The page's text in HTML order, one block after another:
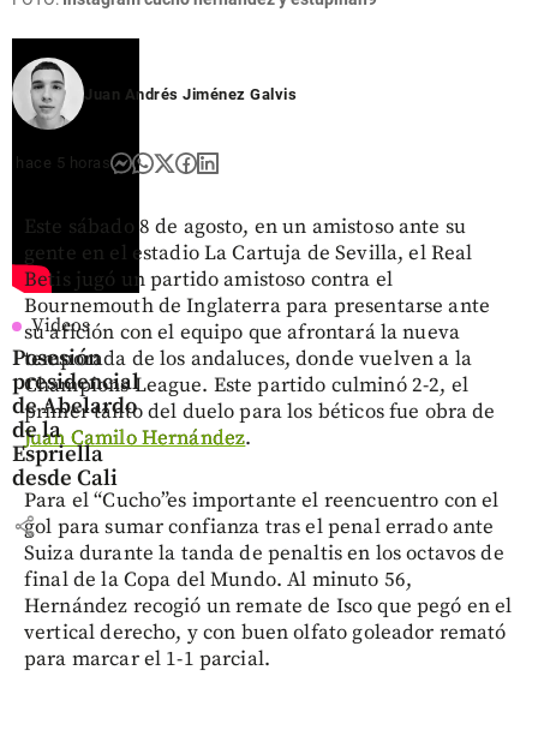
Videos
Posesión
presidencial
de Abelardo
de la
Espriella
desde Cali
share
Juan Andrés Jiménez Galvis
hace 5 horas
Este sábado 8 de agosto, en un amistoso ante su
gente en el estadio La Cartuja de Sevilla, el Real
Betis jugó un partido amistoso contra el
Bournemouth de Inglaterra para presentarse ante
su afición con el equipo que afrontará la nueva
temporada de los andaluces, donde vuelven a la
Champions League. Este partido culminó 2-2, el
primer tanto del duelo para los béticos fue obra de
Juan Camilo Hernández.
Para el “Cucho”es importante el reencuentro con el
gol para sumar confianza tras el penal errado ante
Suiza durante la tanda de penaltis en los octavos de
final de la Copa del Mundo. Al minuto 56,
Hernández recogió un remate de Isco que pegó en el
vertical derecho, y con buen olfato goleador remató
para marcar el 1-1 parcial.